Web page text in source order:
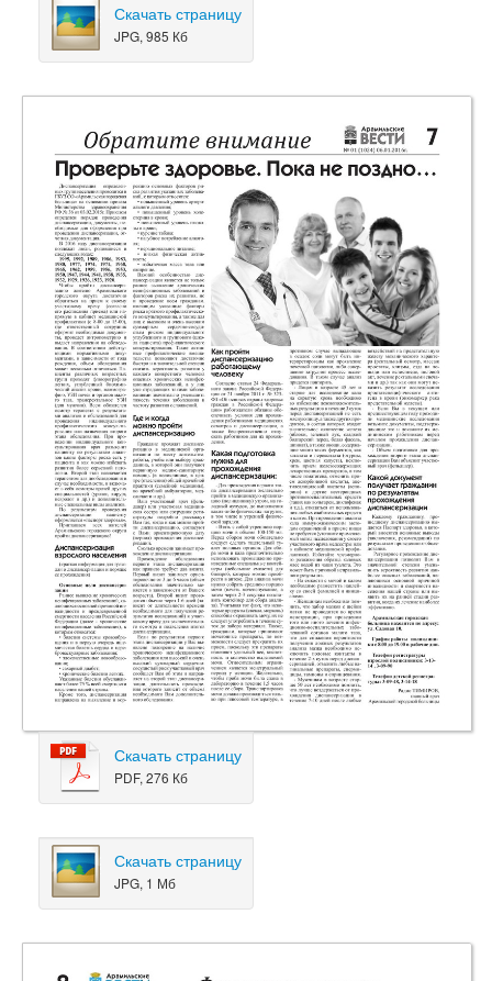
Скачать страницу
JPG, 985 Кб
Скачать страницу
PDF, 276 Кб
Скачать страницу
JPG, 1 Мб